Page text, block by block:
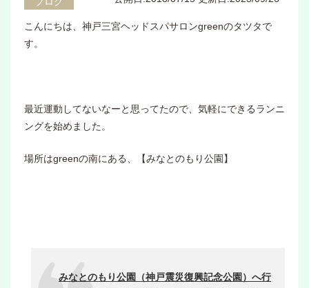
こんにちは、神戸三宮ヘッドスパサロンgreenのタツタで
す。
最近運動してないなーと思ってたので、気軽にできるランニ
ングを始めました。
場所はgreenの南にある、【みなとのもり公園】
みなとのもり公園（神戸震災復興記念公園）へ行